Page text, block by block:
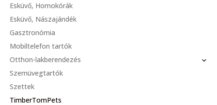
Esküvő, Homokórák
Esküvő, Nászajándék
Gasztronómia
Mobiltelefon tartók
Otthon-lakberendezés
Szemüvegtartók
Szettek
TimberTomPets